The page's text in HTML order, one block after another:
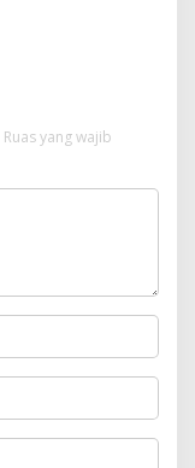
Ruas yang wajib